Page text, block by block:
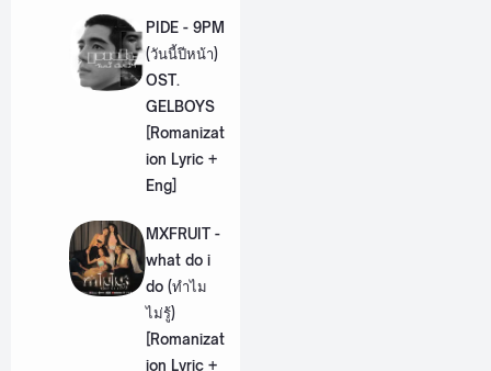
PIDE - 9PM
(วันนี้ปีหน้า)
OST.
GELBOYS
[Romanizat
ion Lyric +
Eng]
MXFRUIT -
what do i
do (ทำไม
ไม่รู้)
[Romanizat
ion Lyric +